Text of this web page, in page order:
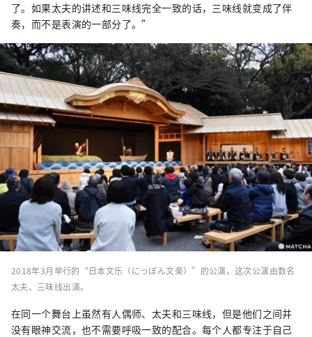
了。如果太夫的讲述和三味线完全一致的话，三味线就变成了伴
奏，而不是表演的一部分了。”
2018年3月举行的“日本文乐（にっぽん文楽）”的公演。这次公演由数名
太夫、三味线出演。
在同一个舞台上虽然有人偶师、太夫和三味线，但是他们之间并
没有眼神交流，也不需要呼吸一致的配合。每个人都专注于自己